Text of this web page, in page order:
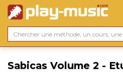
Sabicas Volume 2 -